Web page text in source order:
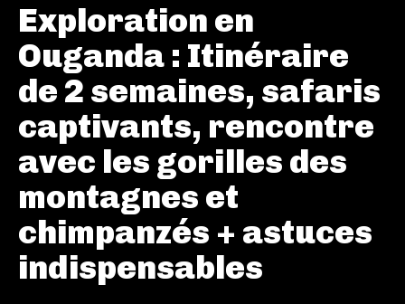
Exploration en
Ouganda : Itinéraire
de 2 semaines, safaris
captivants, rencontre
avec les gorilles des
montagnes et
chimpanzés + astuces
indispensables